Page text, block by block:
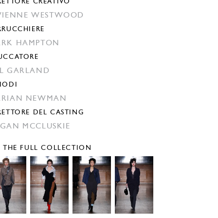
CREATIVO
WESTWOOD
HAMPTON
GARLAND
NEWMAN
DEL CASTING
MCCLUSKIE
THE FULL COLLECTION